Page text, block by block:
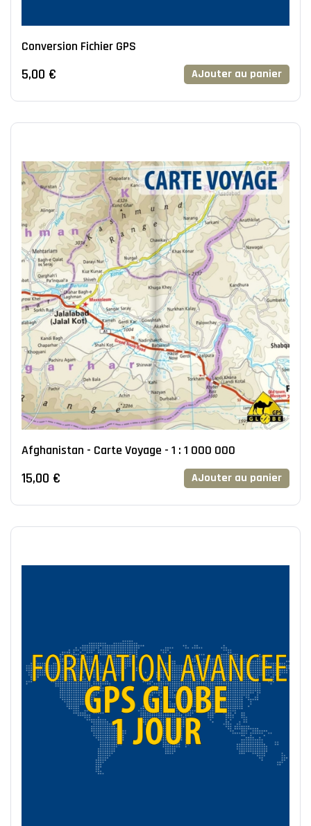
Conversion Fichier GPS
5,00 € AJouter au panier
Afghanistan - Carte Voyage - 1 : 1 000 000
15,00 € AJouter au panier